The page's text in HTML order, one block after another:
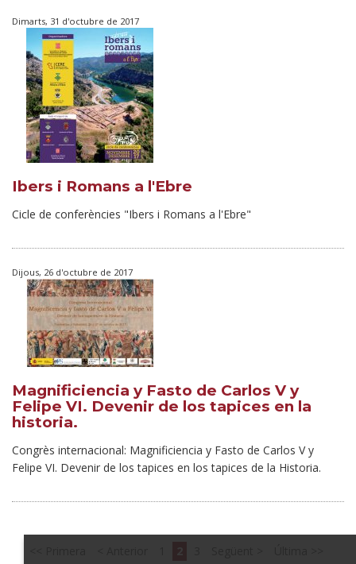
Dimarts, 31 d'octubre de 2017
Ibers i Romans a l'Ebre
Cicle de conferències "Ibers i Romans a l'Ebre"
Dijous, 26 d'octubre de 2017
Magnificiencia y Fasto de Carlos V y
Felipe VI. Devenir de los tapices en la
historia.
Congrès internacional: Magnificiencia y Fasto de Carlos V y
Felipe VI. Devenir de los tapices en los tapices de la Historia.